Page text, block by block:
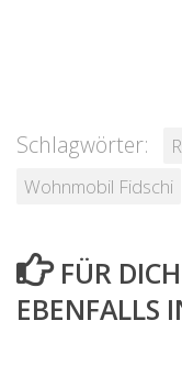
Schlagwörter:
Wohnmobil Fidschi
FÜR
EBENFALLS